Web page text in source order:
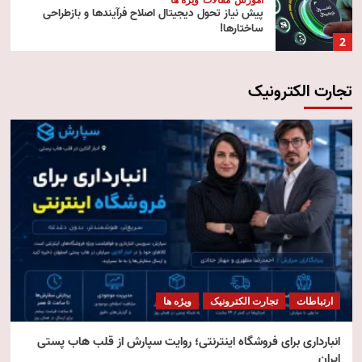
2
پیش‌ نیاز تحول دیجیتال اصلاح فرآیندها و بازطراحی
ساختارها!
3
آموزش
4
تکنولوژی مقالات ویژه ها
هوش مصنوعی استنتاجی
5
امنیت مقالات ویژه ها
امنیت فناوری اطلاعات
تجارت الکترونیک
ارتباطات تجارت الکترونیک ویژه ها
انبارداری برای فروشگاه اینترنتی؛ روایت سپارش از قلب هاب پستی